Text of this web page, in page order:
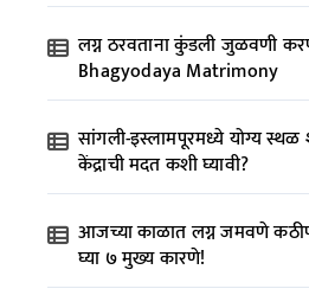
लग्न ठरवताना कुंडली जुळवणी
Bhagyodaya Matrimony
सांगली-इस्लामपूरमध्ये योग्य
केंद्राची मदत कशी घ्यावी?
आजच्या काळात लग्न जमवणे
घ्या ७ मुख्य कारणे!